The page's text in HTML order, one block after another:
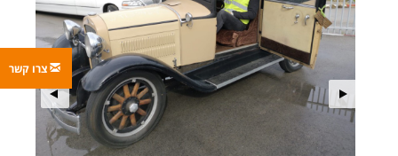
צרו קשר